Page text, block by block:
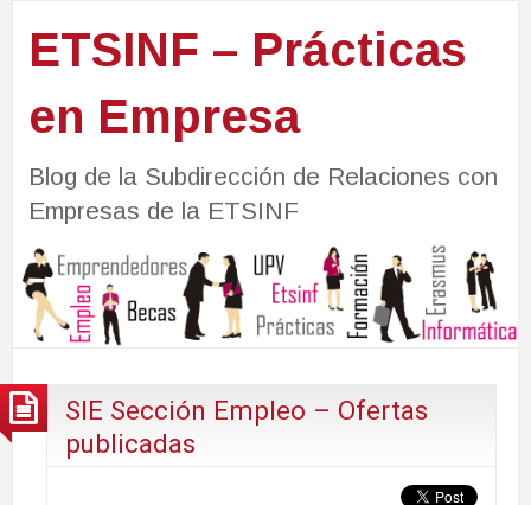
ETSINF – Prácticas
en Empresa
Blog de la Subdirección de Relaciones con
Empresas de la ETSINF
SIE Sección Empleo – Ofertas
publicadas